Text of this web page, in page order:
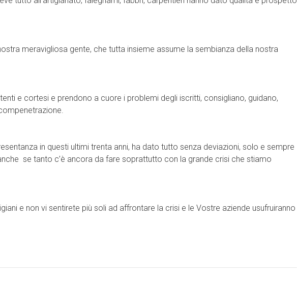
meravigliosa gente, che tutta insieme assume la sembianza della nostra
e cortesi e prendono a cuore i problemi degli iscritti, consigliano, guidano,
in questi ultimi trenta anni, ha dato tutto senza deviazioni, solo e sempre
se tanto c’è ancora da fare soprattutto con la grande crisi che stiamo
e non vi sentirete più soli ad affrontare la crisi e le Vostre aziende usufruiranno